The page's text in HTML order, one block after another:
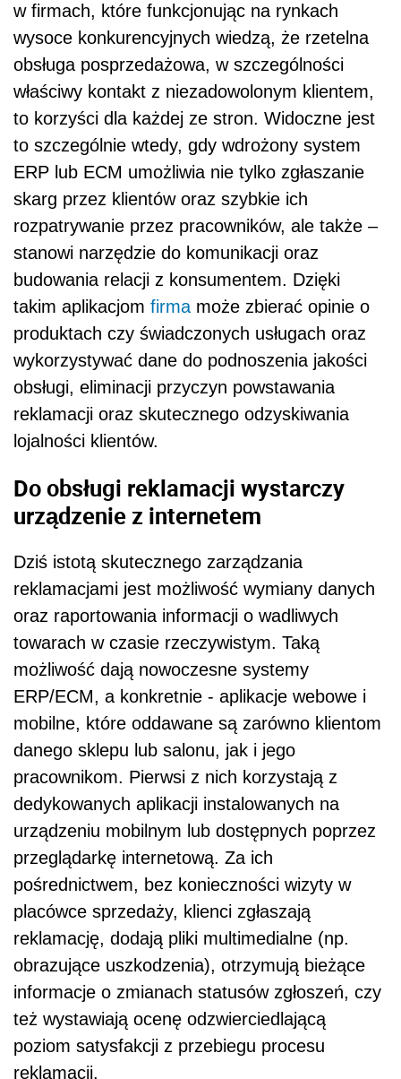
w firmach, które funkcjonując na rynkach
wysoce konkurencyjnych wiedzą, że rzetelna
obsługa posprzedażowa, w szczególności
właściwy kontakt z niezadowolonym klientem,
to korzyści dla każdej ze stron. Widoczne jest
to szczególnie wtedy, gdy wdrożony system
ERP lub ECM umożliwia nie tylko zgłaszanie
skarg przez klientów oraz szybkie ich
rozpatrywanie przez pracowników, ale także –
stanowi narzędzie do komunikacji oraz
budowania relacji z konsumentem. Dzięki
takim aplikacjom firma może zbierać opinie o
produktach czy świadczonych usługach oraz
wykorzystywać dane do podnoszenia jakości
obsługi, eliminacji przyczyn powstawania
reklamacji oraz skutecznego odzyskiwania
lojalności klientów.
Do obsługi reklamacji wystarczy
urządzenie z internetem
Dziś istotą skutecznego zarządzania
reklamacjami jest możliwość wymiany danych
oraz raportowania informacji o wadliwych
towarach w czasie rzeczywistym. Taką
możliwość dają nowoczesne systemy
ERP/ECM, a konkretnie - aplikacje webowe i
mobilne, które oddawane są zarówno klientom
danego sklepu lub salonu, jak i jego
pracownikom. Pierwsi z nich korzystają z
dedykowanych aplikacji instalowanych na
urządzeniu mobilnym lub dostępnych poprzez
przeglądarkę internetową. Za ich
pośrednictwem, bez konieczności wizyty w
placówce sprzedaży, klienci zgłaszają
reklamację, dodają pliki multimedialne (np.
obrazujące uszkodzenia), otrzymują bieżące
informacje o zmianach statusów zgłoszeń, czy
też wystawiają ocenę odzwierciedlającą
poziom satysfakcji z przebiegu procesu
reklamacji.